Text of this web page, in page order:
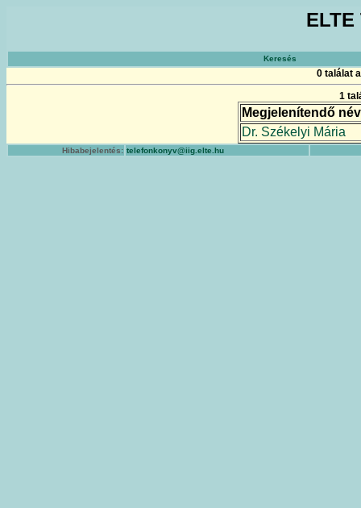
Keresés
0 találat
1
Megjelenítendő név
Dr. Székelyi Mária
Hibabejelentés: telefonkonyv@iig.elte.hu